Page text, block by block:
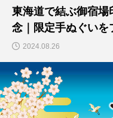
東海道で結ぶ御宿
念｜限定手ぬぐいを
2024.08.26